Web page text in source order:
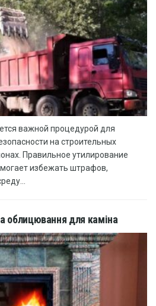
важной процедурой для
на строительных
Правильное утилирование
избежать штрафов,
облицювання для каміна